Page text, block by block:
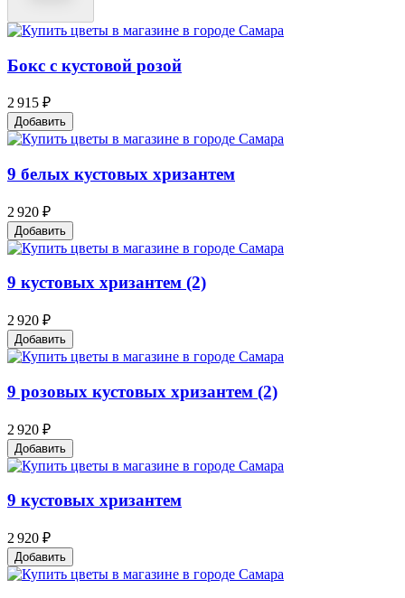
Бокс с кустовой розой
2 915 ₽
Добавить
9 белых кустовых хризантем
2 920 ₽
Добавить
9 кустовых хризантем (2)
2 920 ₽
Добавить
9 розовых кустовых хризантем (2)
2 920 ₽
Добавить
9 кустовых хризантем
2 920 ₽
Добавить